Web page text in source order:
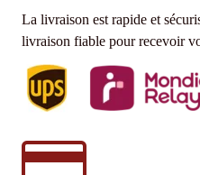
La livraison est rapide et
livraison fiable pour recevoir